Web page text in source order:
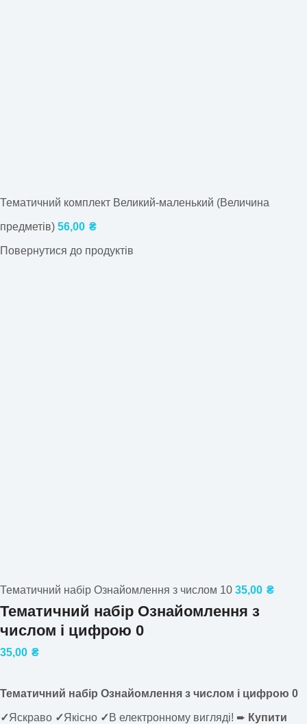
Тематичний комплект Великий-маленький (Величина
предметів) 56,00 ₴
Повернутися до продуктів
Тематичний набір Ознайомлення з числом 10 35,00 ₴
Тематичний набір Ознайомлення з
числом і цифрою 0
35,00 ₴
Тематичний набір Ознайомлення з числом і цифрою 0
✓Яскраво ✓Якісно ✓В електронному вигляді! ➨ Купити